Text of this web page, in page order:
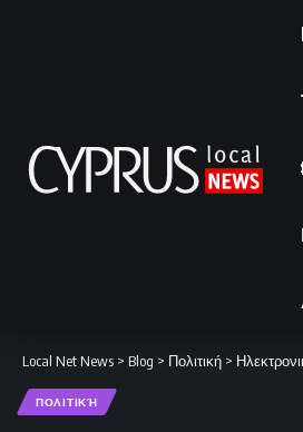
Local Net News > Blog > Πολιτική > Ηλεκτρονικά
ΠΟΛΙΤΙΚΉ